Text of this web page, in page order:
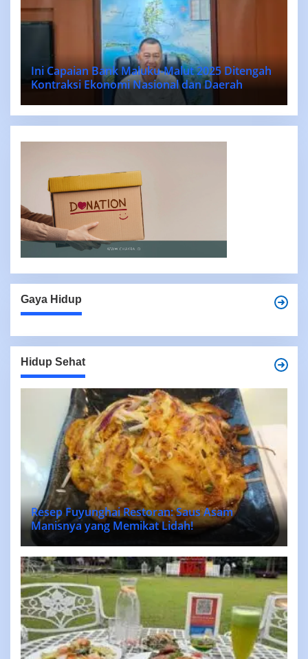
Ini Capaian Bank Maluku-Malut 2025 Ditengah
Kontraksi Ekonomi Nasional dan Daerah
Gaya Hidup
Hidup Sehat
Resep Fuyunghai Restoran: Saus Asam
Manisnya yang Memikat Lidah!